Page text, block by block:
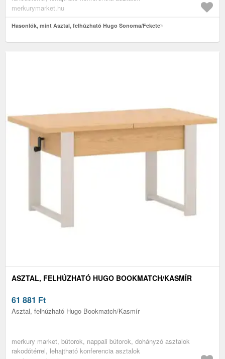
merkurymarket.hu
Hasonlók, mint Asztal, felhúzható Hugo Sonoma/Fekete
ASZTAL, FELHÚZHATÓ HUGO BOOKMATCH/KASMÍR
61 881 Ft
Asztal, felhúzható Hugo Bookmatch/Kasmír
merkury market, bútorok, nappali bútorok, dohányzó asztalok
rakodótérrel, lehajtható konferencia asztalok